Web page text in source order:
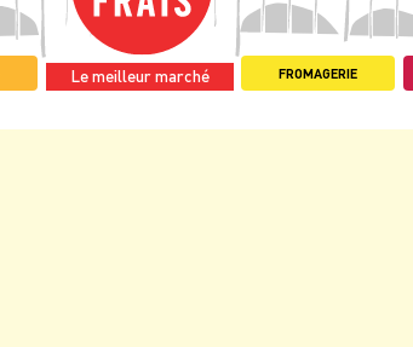
Le meilleur marché FROMAGERIE